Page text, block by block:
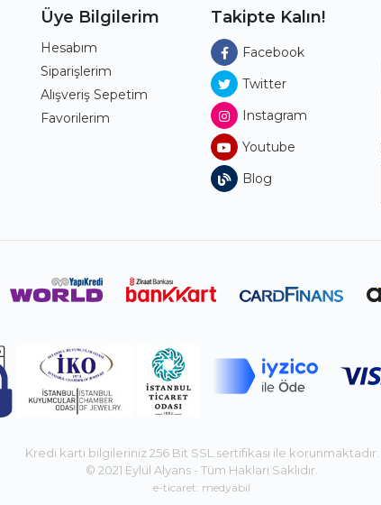
Üye Bilgilerim
Hesabım
Siparişlerim
Alışveriş Sepetim
Favorilerim
Takipte Kalın!
Facebook
Twitter
Instagram
Youtube
Blog
Kredi kartı bilgileriniz 256 Bit SSL sertifikası ile korunmaktadır.
© 2021 Eylül Alyans - Tüm Hakları Saklıdır.
e-ticaret: medyabil